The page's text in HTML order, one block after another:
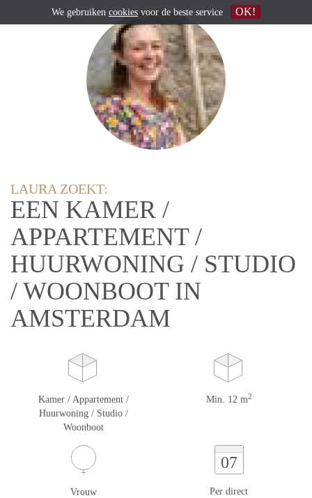
LAURA ZOEKT:
EEN KAMER /
APPARTEMENT /
HUURWONING / STUDIO
/ WOONBOOT IN
AMSTERDAM
Kamer / Appartement /
Huurwoning / Studio /
Woonboot
Min. 12 m2
Vrouw
07
Per direct
We gebruiken cookies voor de beste service OK!